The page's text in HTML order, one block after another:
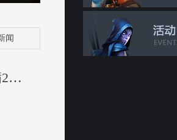
闻
【有奖问卷】DOTA2用户调研！完成问卷最高可获得满252-50优惠券！